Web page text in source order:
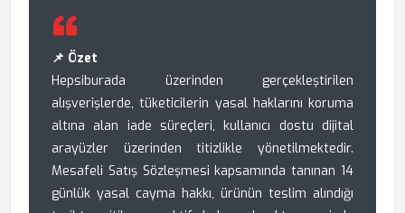
📌 Özet
Hepsiburada üzerinden gerçekleştirilen
alışverişlerde, tüketicilerin yasal haklarını koruma
altına alan iade süreçleri, kullanıcı dostu dijital
arayüzler üzerinden titizlikle yönetilmektedir.
Mesafeli Satış Sözleşmesi kapsamında tanınan 14
günlük yasal cayma hakkı, ürünün teslim alındığı